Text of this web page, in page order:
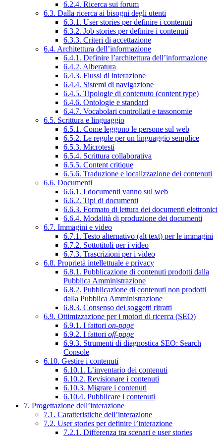
6.2.4. Ricerca sui forum
6.3. Dalla ricerca ai bisogni degli utenti
6.3.1. User stories per definire i contenuti
6.3.2. Job stories per definire i contenuti
6.3.3. Criteri di accettazione
6.4. Architettura dell’informazione
6.4.1. Definire l’architettura dell’informazione
6.4.2. Alberatura
6.4.3. Flussi di interazione
6.4.4. Sistemi di navigazione
6.4.5. Tipologie di contenuto (content type)
6.4.6. Ontologie e standard
6.4.7. Vocabolari controllati e tassonomie
6.5. Scrittura e linguaggio
6.5.1. Come leggono le persone sul web
6.5.2. Le regole per un linguaggio semplice
6.5.3. Microtesti
6.5.4. Scrittura collaborativa
6.5.5. Content critique
6.5.6. Traduzione e localizzazione dei contenuti
6.6. Documenti
6.6.1. I documenti vanno sul web
6.6.2. Tipi di documenti
6.6.3. Formato di lettura dei documenti elettronici
6.6.4. Modalità di produzione dei documenti
6.7. Immagini e video
6.7.1. Testo alternativo (alt text) per le immagini
6.7.2. Sottotitoli per i video
6.7.3. Trascrizioni per i video
6.8. Proprietà intellettuale e privacy
6.8.1. Pubblicazione di contenuti prodotti dalla
Pubblica Amministrazione
6.8.2. Pubblicazione di contenuti non prodotti
dalla Pubblica Amministrazione
6.8.3. Consenso dei soggetti ritratti
6.9. Ottimizzazione per i motori di ricerca (SEO)
6.9.1. I fattori on-page
6.9.2. I fattori off-page
6.9.3. Strumenti di diagnostica SEO: Search
Console
6.10. Gestire i contenuti
6.10.1. L’inventario dei contenuti
6.10.2. Revisionare i contenuti
6.10.3. Migrare i contenuti
6.10.4. Pubblicare i contenuti
7. Progettazione dell’interazione
7.1. Caratteristiche dell’interazione
7.2. User stories per definire l’interazione
7.2.1. Differenza tra scenari e user stories